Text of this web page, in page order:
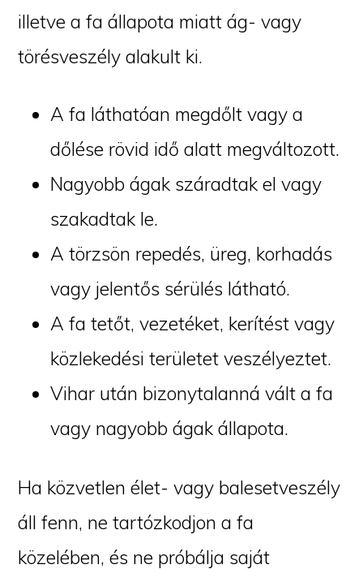
illetve a fa állapota miatt ág- vagy
törésveszély alakult ki.
A fa láthatóan megdőlt vagy a
dőlése rövid idő alatt megváltozott.
Nagyobb ágak száradtak el vagy
szakadtak le.
A törzsön repedés, üreg, korhadás
vagy jelentős sérülés látható.
A fa tetőt, vezetéket, kerítést vagy
közlekedési területet veszélyeztet.
Vihar után bizonytalanná vált a fa
vagy nagyobb ágak állapota.
Ha közvetlen élet- vagy balesetveszély
áll fenn, ne tartózkodjon a fa
közelében, és ne próbálja saját